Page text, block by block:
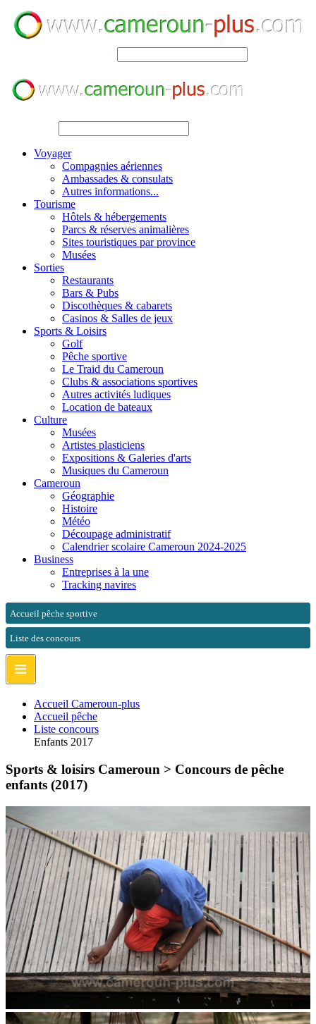
Voyager
Compagnies aériennes
Ambassades & consulats
Autres informations...
Tourisme
Hôtels & hébergements
Parcs & réserves animalières
Sites touristiques par province
Musées
Sorties
Restaurants
Bars & Pubs
Discothèques & cabarets
Casinos & Salles de jeux
Sports & Loisirs
Golf
Pêche sportive
Le Traid du Cameroun
Clubs & associations sportives
Autres activités ludiques
Location de bateaux
Culture
Musées
Artistes plasticiens
Expositions & Galeries d'arts
Musiques du Cameroun
Cameroun
Géographie
Histoire
Météo
Découpage administratif
Calendrier scolaire Cameroun 2024-2025
Business
Entreprises à la une
Tracking navires
Accueil pêche sportive
Liste des concours
≡
Accueil Cameroun-plus
Accueil pêche
Liste concours
Enfants 2017
Sports & loisirs Cameroun > Concours de pêche
enfants (2017)